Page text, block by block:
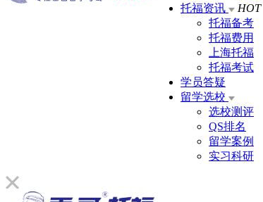
托福资讯
HOT
托福备考
托福费用
上海托福
托福考试
学员答疑
留学选校
选校测评
QS排名
留学案例
实习科研